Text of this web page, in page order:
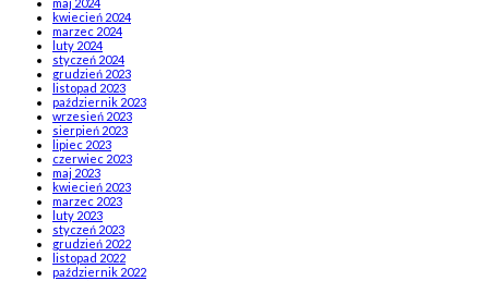
kwiecień 2024
marzec 2024
luty 2024
styczeń 2024
grudzień 2023
listopad 2023
październik 2023
wrzesień 2023
sierpień 2023
lipiec 2023
czerwiec 2023
maj 2023
kwiecień 2023
marzec 2023
luty 2023
styczeń 2023
grudzień 2022
listopad 2022
październik 2022